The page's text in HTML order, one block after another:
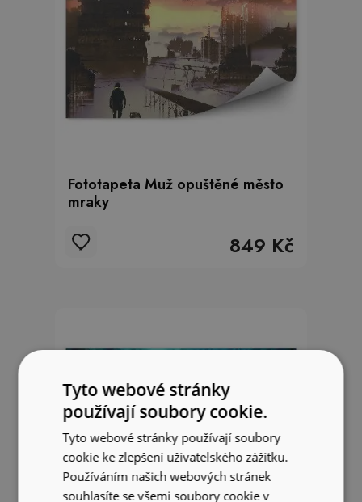
Fototapeta Muž opuštěné město
mraky
849 Kč
Tyto webové stránky
používají soubory cookie.
Tyto webové stránky používají soubory
cookie ke zlepšení uživatelského zážitku.
Používáním našich webových stránek
souhlasíte se všemi soubory cookie v